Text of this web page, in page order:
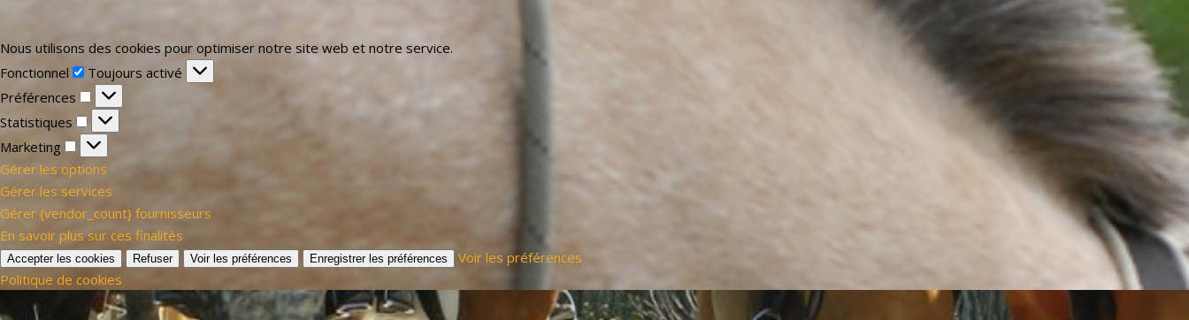
Nous utilisons des cookies pour optimiser notre site web et notre service.
Fonctionnel
Toujours activé
Préférences
Statistiques
Marketing
Gérer les options
Gérer les services
Gérer {vendor_count} fournisseurs
En savoir plus sur ces finalités
Accepter les cookies Refuser Voir les préférences Enregistrer les préférences
Voir les préférences
Politique de cookies